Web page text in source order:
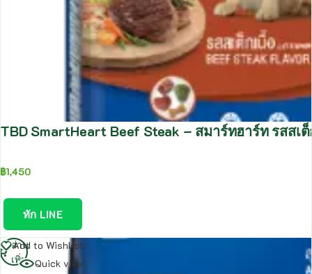
TBD SmartHeart Beef Steak – สมาร์ทฮาร์ท รสสเ
฿1,450
ทัก LINE
Add to Wishlist
Quick view
อ่าน
เพิ่ม